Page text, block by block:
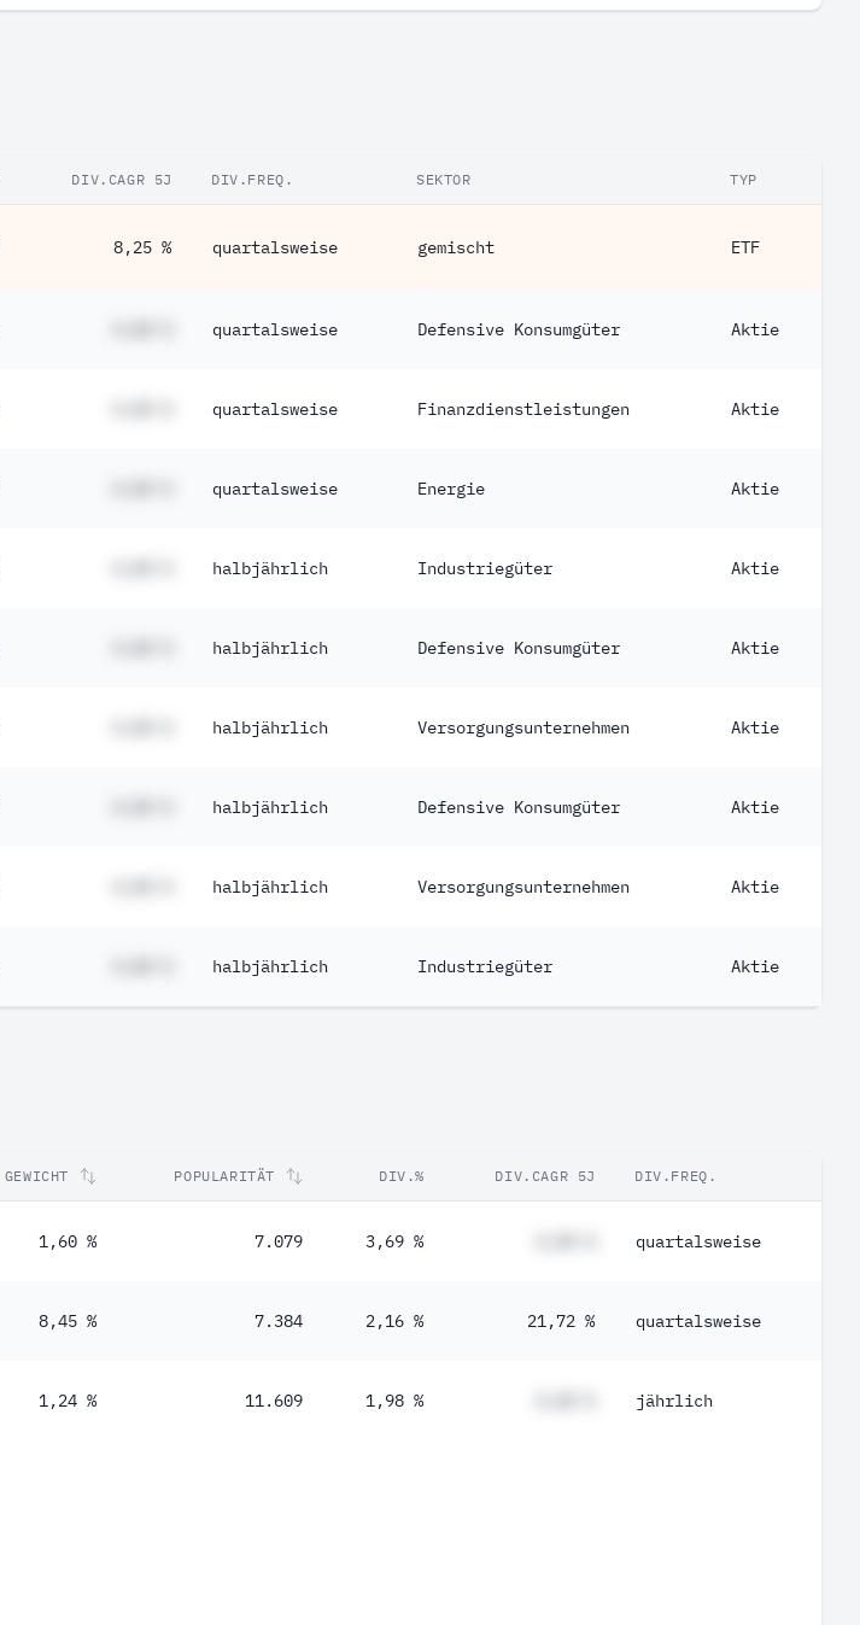
DIV.CAGR 5J DIV.FREQ. SEKTOR TYP
8,25 % quartalsweise gemischt ETF
quartalsweise Defensive Konsumgüter Aktie
quartalsweise Finanzdienstleistungen Aktie
quartalsweise Energie Aktie
halbjährlich Industriegüter Aktie
halbjährlich Defensive Konsumgüter Aktie
halbjährlich Versorgungsunternehmen Aktie
halbjährlich Defensive Konsumgüter Aktie
halbjährlich Versorgungsunternehmen Aktie
halbjährlich Industriegüter Aktie
GEWICHT POPULARITÄT DIV.% DIV.CAGR 5J DIV.FREQ.
1,60 % 7.079 3,69 % quartalsweise
8,45 % 7.384 2,16 % 21,72 % quartalsweise
1,24 % 11.609 1,98 % jährlich